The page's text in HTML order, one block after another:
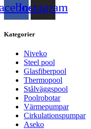
Instagram
Kategorier
Niveko
Steel pool
Glasfiberpool
Thermopool
Stålväggspool
Poolrobotar
Värmepumpar
Cirkulationspumpar
Aseko